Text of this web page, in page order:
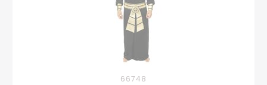
66748